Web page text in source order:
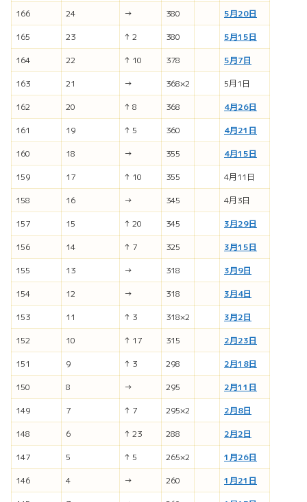
166
24 → 380
5月20日
165
23 ↑ 2 380
5月15日
164
22 ↑ 10 378
5月7日
163
21 → 368×2
5月1日
162
20 ↑ 8 368
4月26日
161
19 ↑ 5 360
4月21日
160
18 → 355
4月15日
159
17 ↑ 10 355
4月11日
158
16 → 345
4月3日
157
15 ↑ 20 345
3月29日
156
14 ↑ 7 325
3月15日
155
13 → 318
3月9日
154
12 → 318
3月4日
153
11 ↑ 3 318×2
3月2日
152
10 ↑ 17 315
2月23日
151
9 ↑ 3 298
2月18日
150
8 → 295
2月11日
149
7 ↑ 7 295×2
2月8日
148
6 ↑ 23 288
2月2日
147
5 ↑ 5 265×2
1月26日
146
4 → 260
1月21日